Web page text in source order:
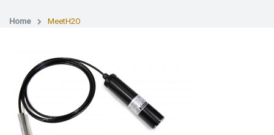
Home MeetH2O